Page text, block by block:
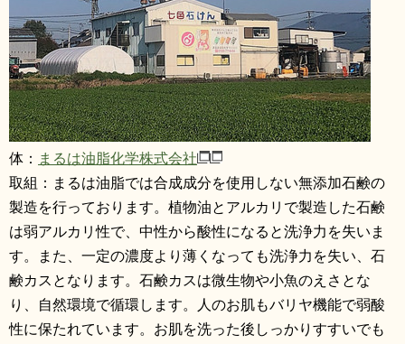
体： まるは油脂化学株式会社
取組：まるは油脂では合成成分を使用しない無添加石鹸の
製造を行っております。植物油とアルカリで製造した石鹸
は弱アルカリ性で、中性から酸性になると洗浄力を失いま
す。また、一定の濃度より薄くなっても洗浄力を失い、石
鹸カスとなります。石鹸カスは微生物や小魚のえさとな
り、自然環境で循環します。人のお肌もバリヤ機能で弱酸
性に保たれています。お肌を洗った後しっかりすすいでも